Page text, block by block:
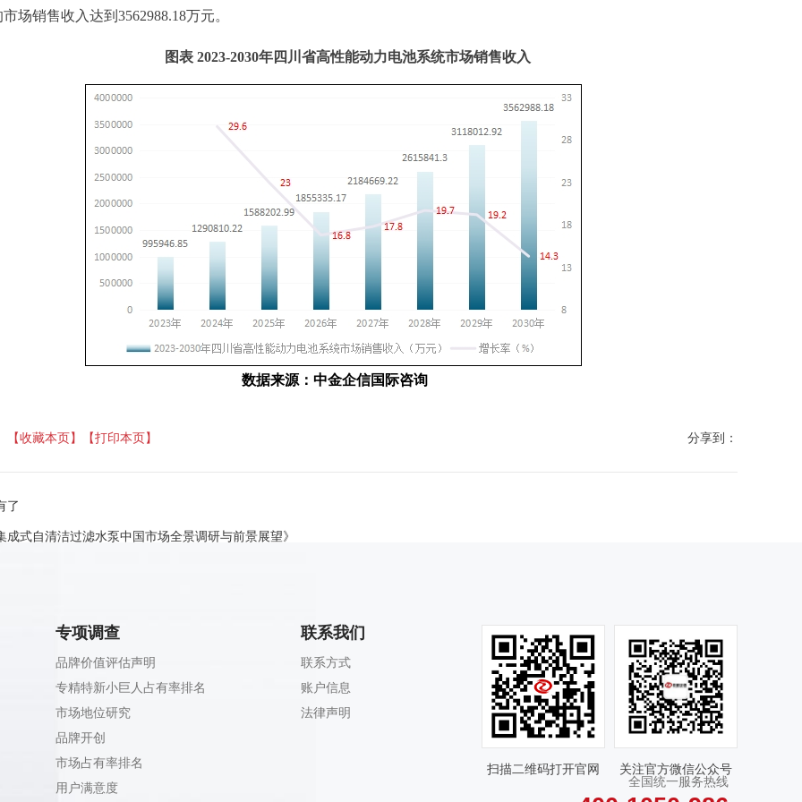
场销售收入达到 3562988.18万元。
图表 2023-2030年四川省高性能动力电池系统市场销售收入
数据来源 ：中金企信国际咨询
【收藏本页】 【打印本页】 分享到：
了
成式自清洁过滤水泵中国市场全景调研与前景展望》
专项调查
品牌价值评估声明
专精特新小巨人占有率排名
市场地位研究
品牌开创
市场占有率排名
用户满意度
联系我们
联系方式
账户信息
法律声明
扫描二维码打开官网
关注官方微信公众号
全国统一服务热线